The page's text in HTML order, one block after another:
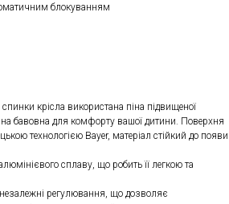
блокуванням
крісла використана піна підвищеної
бавовна для комфорту вашої дитини. Поверхня
технологією Bayer, матеріал стійкий до появи
сплаву, що робить її легкою та
регулювання, що дозволяє